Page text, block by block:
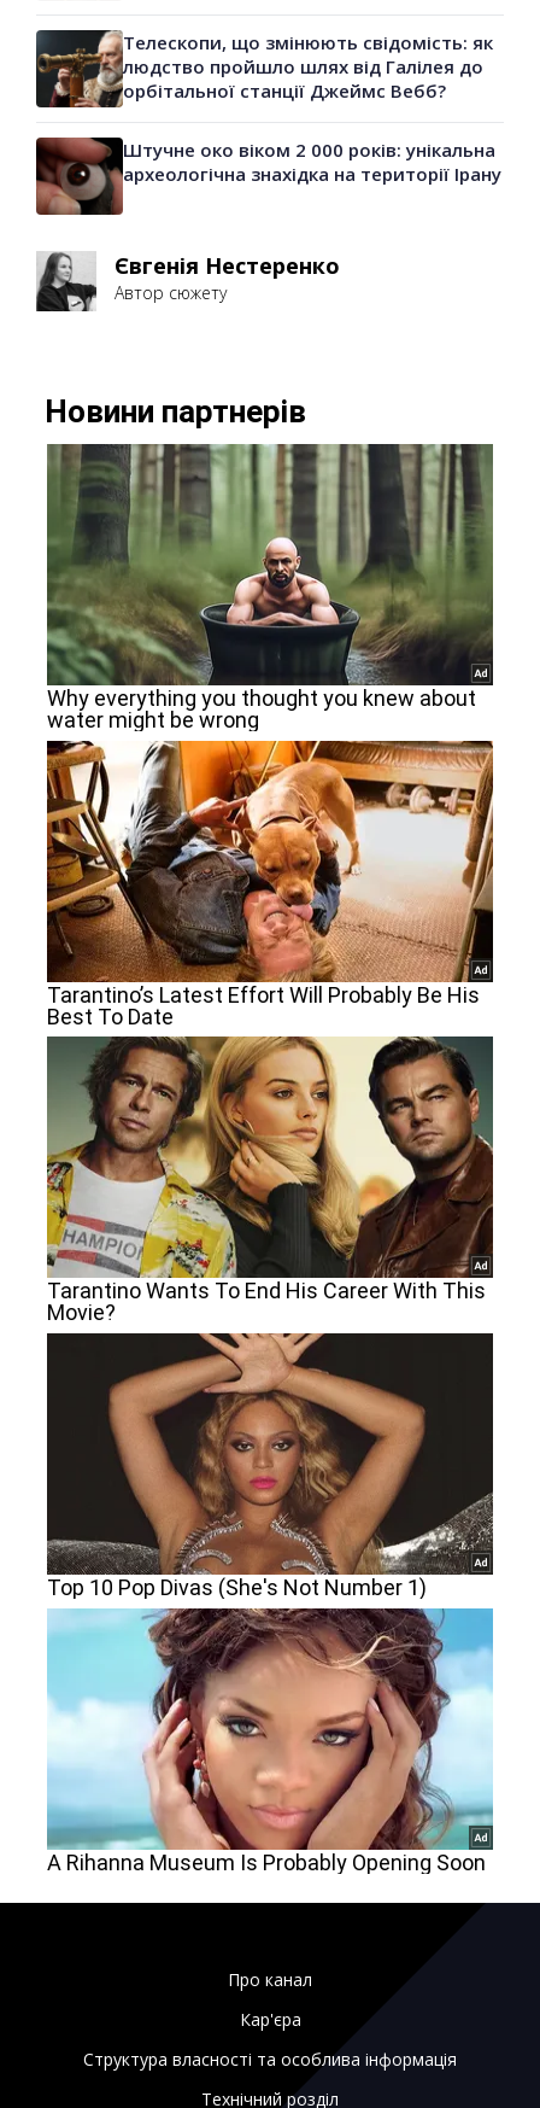
Телескопи, що змінюють свідомість: як
людство пройшло шлях від Галілея до
орбітальної станції Джеймс Вебб?
Штучне око віком 2 000 років: унікальна
археологічна знахідка на території Ірану
Євгенія Нестеренко
Автор сюжету
Про канал
Кар'єра
Структура власності та особлива інформація
Технічний розділ